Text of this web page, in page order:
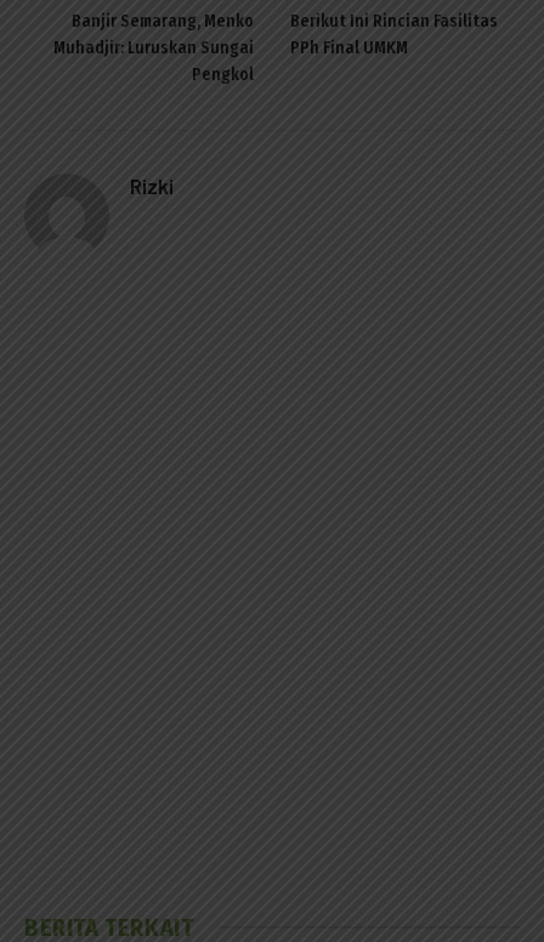
Banjir Semarang, Menko
Muhadjir: Luruskan Sungai
Pengkol
Berikut Ini Rincian Fasilitas
PPh Final UMKM
Rizki
BERITA TERKAIT